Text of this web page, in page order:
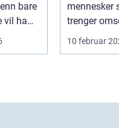
bare
vil ha
mennesker
trenger
og
10 februar